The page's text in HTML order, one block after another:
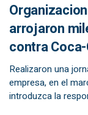
arrojaron
contra
Realizaron una
empresa, en el
introduzca la